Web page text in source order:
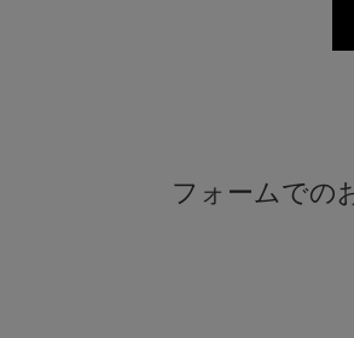
フォームでの